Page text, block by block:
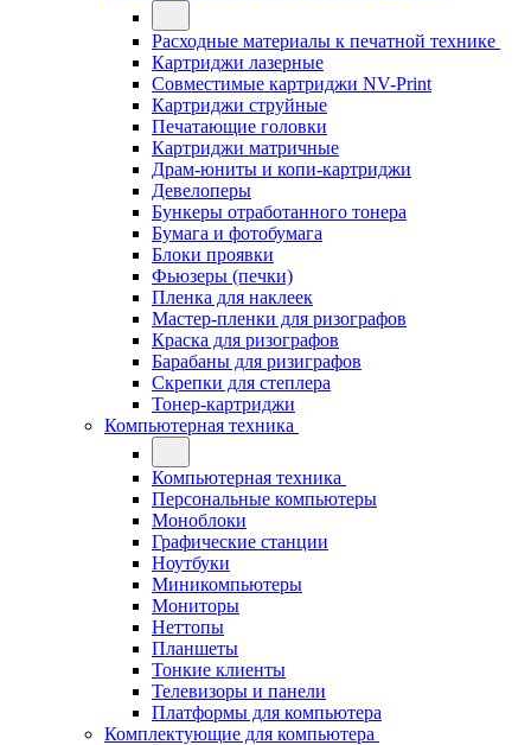
Расходные материалы к печатной технике
Картриджи лазерные
Совместимые картриджи NV-Print
Картриджи струйные
Печатающие головки
Картриджи матричные
Драм-юниты и копи-картриджи
Девелоперы
Бункеры отработанного тонера
Бумага и фотобумага
Блоки проявки
Фьюзеры (печки)
Пленка для наклеек
Мастер-пленки для ризографов
Краска для ризографов
Барабаны для ризиграфов
Скрепки для степлера
Тонер-картриджи
Компьютерная техника
Компьютерная техника
Персональные компьютеры
Моноблоки
Графические станции
Ноутбуки
Миникомпьютеры
Мониторы
Неттопы
Планшеты
Тонкие клиенты
Телевизоры и панели
Платформы для компьютера
Комплектующие для компьютера